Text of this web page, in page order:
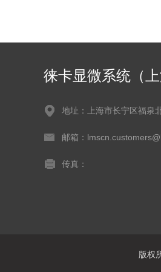
徕卡显微系统（
地址：上海市长宁区福泉
邮箱：
传真：
版权